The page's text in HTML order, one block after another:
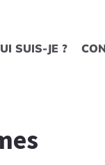
SUIS-JE ?